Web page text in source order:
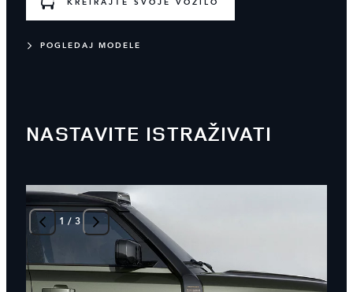
KREIRAJTE SVOJE VOZILO
POGLEDAJ MODELE
NASTAVITE ISTRAŽIVATI
1 / 3